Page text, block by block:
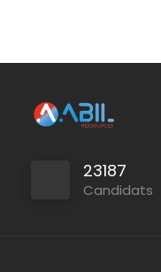
Le Perray en Yvelines
23187
Candidats